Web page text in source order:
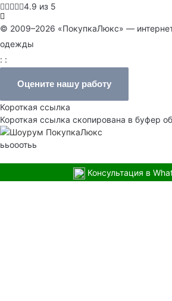
4.9 из 5
© 2009–2026 «ПокупкаЛюкс» —
одежды
: :
Оцените нашу работу
Короткая ссылка
Короткая ссылка скопирована в буфер
ььооотьь
Консультация в